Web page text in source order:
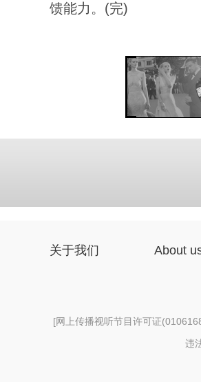
馈能力。(完)
关于我们 About
[网上传播视听节目许可证
违